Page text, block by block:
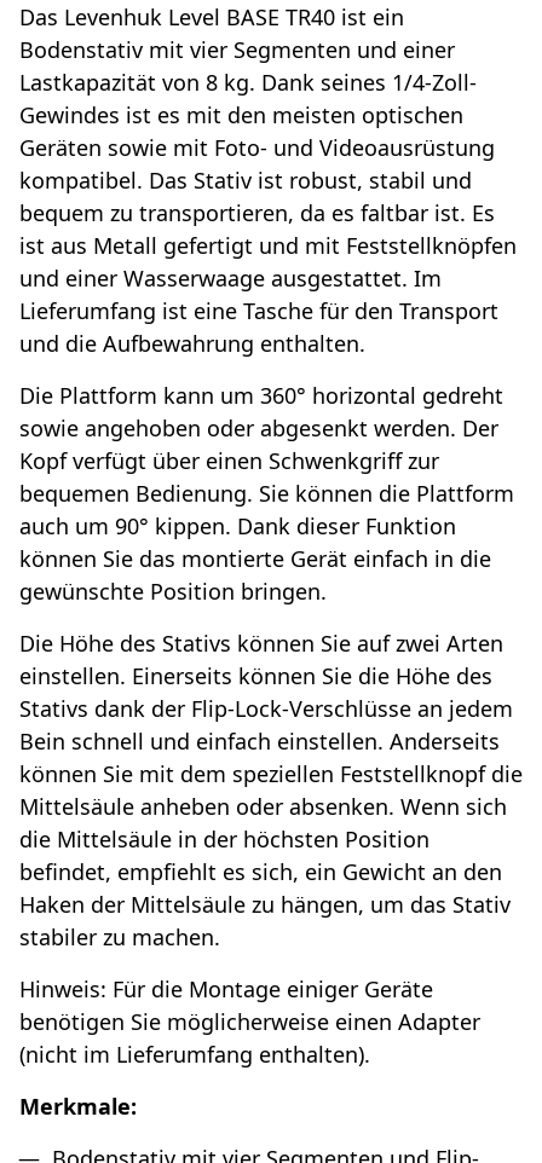
Das Levenhuk Level BASE TR40 ist ein
Bodenstativ mit vier Segmenten und einer
Lastkapazität von 8 kg. Dank seines 1/4-Zoll-
Gewindes ist es mit den meisten optischen
Geräten sowie mit Foto- und Videoausrüstung
kompatibel. Das Stativ ist robust, stabil und
bequem zu transportieren, da es faltbar ist. Es
ist aus Metall gefertigt und mit Feststellknöpfen
und einer Wasserwaage ausgestattet. Im
Lieferumfang ist eine Tasche für den Transport
und die Aufbewahrung enthalten.
Die Plattform kann um 360° horizontal gedreht
sowie angehoben oder abgesenkt werden. Der
Kopf verfügt über einen Schwenkgriff zur
bequemen Bedienung. Sie können die Plattform
auch um 90° kippen. Dank dieser Funktion
können Sie das montierte Gerät einfach in die
gewünschte Position bringen.
Die Höhe des Stativs können Sie auf zwei Arten
einstellen. Einerseits können Sie die Höhe des
Stativs dank der Flip-Lock-Verschlüsse an jedem
Bein schnell und einfach einstellen. Anderseits
können Sie mit dem speziellen Feststellknopf die
Mittelsäule anheben oder absenken. Wenn sich
die Mittelsäule in der höchsten Position
befindet, empfiehlt es sich, ein Gewicht an den
Haken der Mittelsäule zu hängen, um das Stativ
stabiler zu machen.
Hinweis: Für die Montage einiger Geräte
benötigen Sie möglicherweise einen Adapter
(nicht im Lieferumfang enthalten).
Merkmale: